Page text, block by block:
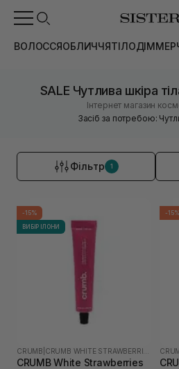
ВОЛОССЯОБЛИЧЧЯТІЛОДІМ
SALE Чутлива шкіра
Інтернет магазин
Засіб за потребою:
Фільтр 1
-15%
ВИБІР ІЛОНИ
CRUMB
CRUMB White Strawberries
-15%